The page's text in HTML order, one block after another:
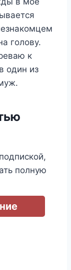
голову.
к
один из
полную